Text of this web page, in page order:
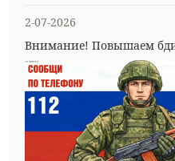
2-07-2026
Внимание! Повышаем